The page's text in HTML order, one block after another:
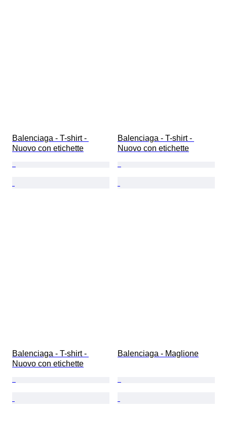
Balenciaga - T-shirt -
Nuovo con etichette
Balenciaga - T-shirt -
Nuovo con etichette
Balenciaga - T-shirt -
Nuovo con etichette
Balenciaga - Maglione